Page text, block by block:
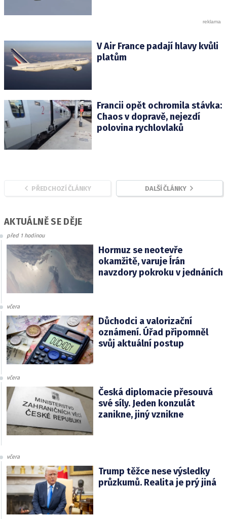
V Air France padají hlavy kvůli
platům
Francii opět ochromila stávka:
Chaos v dopravě, nejezdí
polovina rychlovlaků
PŘEDCHOZÍ ČLÁNKY DALŠÍ ČLÁNKY
AKTUÁLNĚ SE DĚJE
před 1 hodinou
Hormuz se neotevře
okamžitě, varuje Írán
navzdory pokroku v jednáních
včera
Důchodci a valorizační
oznámení. Úřad připomněl
svůj aktuální postup
včera
Česká diplomacie přesouvá
své síly. Jeden konzulát
zanikne, jiný vznikne
včera
Trump těžce nese výsledky
průzkumů. Realita je prý jiná